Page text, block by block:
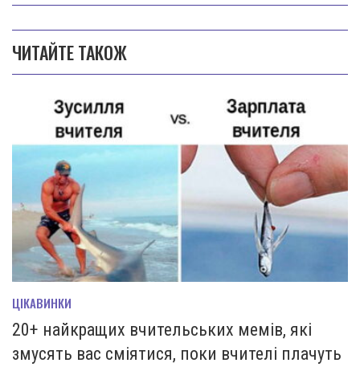
ЧИТАЙТЕ ТАКОЖ
ЦІКАВИНКИ
20+ найкращих вчительських мемів, які
змусять вас сміятися, поки вчителі плачуть